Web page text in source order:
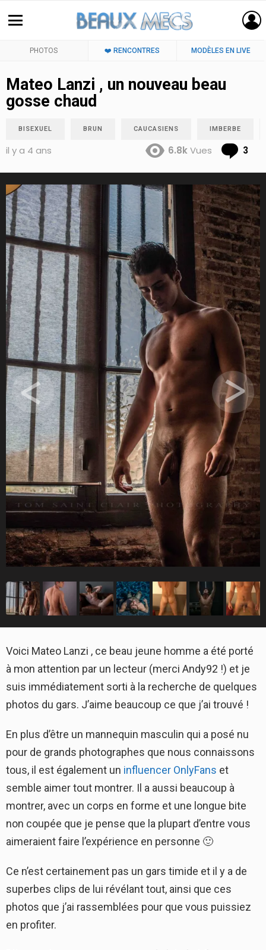
PHOTOS ❤️ RENCONTRES MODÈLES EN LIVE
Mateo Lanzi , un nouveau beau
gosse chaud
BISEXUEL BRUN CAUCASIENS IMBERBE
il y a 4 ans 6.8kVues 3
Voici Mateo Lanzi , ce beau jeune homme a été porté
à mon attention par un lecteur (merci Andy92 !) et je
suis immédiatement sorti à la recherche de quelques
photos du gars. J’aime beaucoup ce que j’ai trouvé !
En plus d’être un mannequin masculin qui a posé nu
pour de grands photographes que nous connaissons
tous, il est également un influencer OnlyFans et
semble aimer tout montrer. Il a aussi beaucoup à
montrer, avec un corps en forme et une longue bite
non coupée que je pense que la plupart d’entre vous
aimeraient faire l’expérience en personne 🙂
Ce n’est certainement pas un gars timide et il y a de
superbes clips de lui révélant tout, ainsi que ces
photos que j’ai rassemblées pour que vous puissiez
en profiter.